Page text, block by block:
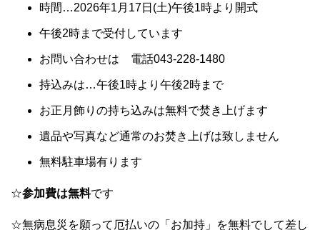
時間…2026年1月17日(土)午後1時より開式
午後2時まで受付しています
お問い合わせは 電話043-228-1480
持込みは…午後1時より午後2時まで
お正月飾りの持ち込みは無料で焚き上げます
遺品や写真など通常のお焚き上げは致しません
無料駐車場有ります
☆参加費は無料です
☆無病息災を願って厄払いの「お加持」を無料でして差し